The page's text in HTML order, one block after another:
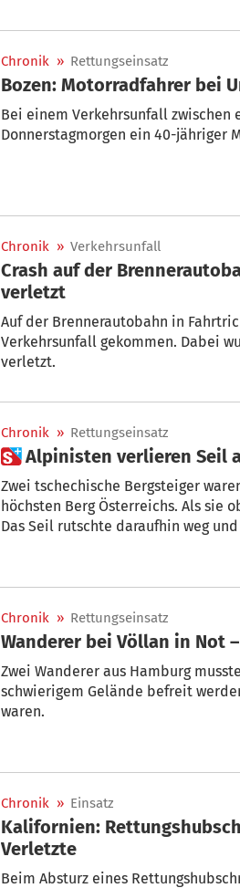
Chronik » Rettungseinsatz
Bozen: Motorradfahrer bei
Bei einem Verkehrsunfall
Donnerstagmorgen ein 40-jähriger
Chronik » Verkehrsunfall
Crash auf der
verletzt
Auf der Brennerautobahn in Fahrtrichtung Süden ist es zu einem schweren
Verkehrsunfall gekommen. Dabei
verletzt.
Chronik » Rettungseinsatz
 Alpinisten verlieren Seil
Zwei tschechische Bergsteiger
höchsten Berg Österreichs. Als sie
Das Seil rutschte daraufhin weg
Chronik » Rettungseinsatz
Wanderer bei Völlan in Not
Zwei Wanderer aus Hamburg
schwierigem Gelände befreit
waren.
Chronik » Einsatz
Kalifornien:
Verletzte
Beim Absturz eines